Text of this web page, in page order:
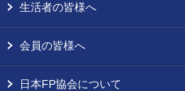
生活者の皆様へ
会員の皆様へ
日本FP協会について